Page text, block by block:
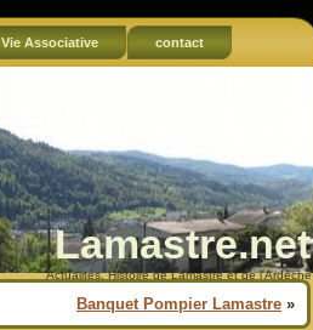
Vie Associative contact
Lamastre.net
Actualités, Histoire de Lamastre et de l'Ardèche
Banquet Pompier Lamastre »